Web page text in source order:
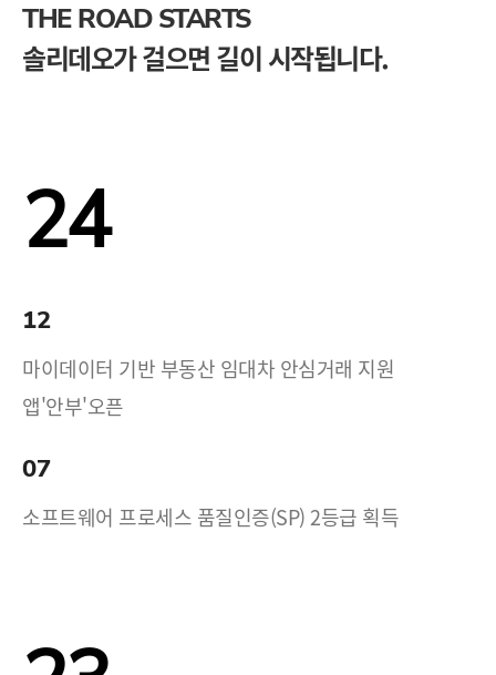
THE ROAD STARTS
솔리데오가 걸으면 길이 시작됩니다.
24
12
마이데이터 기반 부동산 임대차 안심거래 지원
앱'안부'오픈
07
소프트웨어 프로세스 품질인증(SP) 2등급 획득